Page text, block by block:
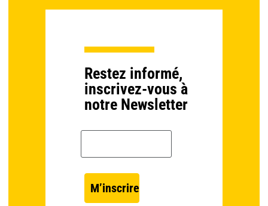
Restez informé,
inscrivez-vous à
notre Newsletter